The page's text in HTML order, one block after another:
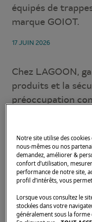
équipés de
marque GOIOT.
17 JUIN 2026
Chez LAGOON,
produits et la
préoccupation
objectif
C’est pourquoi
important de
concernant le
catamarans
Notre site utilise des
nous-mêmes ou nos
demandez, améliorer &
confort d’utilisation,
performance de notre site,
profil d’intérêts, vous
Lorsque vous consultez le
stockées dans votre
généralement sous la forme